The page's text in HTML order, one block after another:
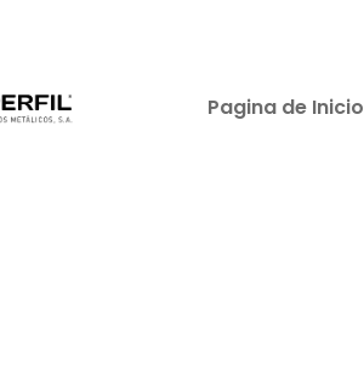
Pagina de Inicio